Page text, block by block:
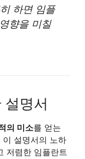
하면 임플
향을 미칠
설명서
의 미소를 얻는
설명서의 노하
저렴한 임플란트